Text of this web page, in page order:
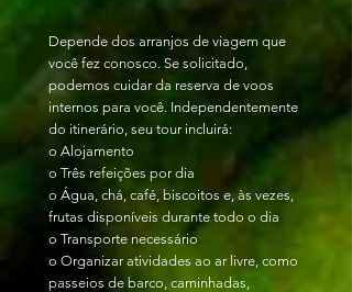
Depende dos arranjos de viagem que
você fez conosco. Se solicitado,
podemos cuidar da reserva de voos
internos para você. Independentemente
do itinerário, seu tour incluirá:
o Alojamento
o Três refeições por dia
o Água, chá, café, biscoitos e, às vezes,
frutas disponíveis durante todo o dia
o Transporte necessário
o Organizar atividades ao ar livre, como
passeios de barco, caminhadas,